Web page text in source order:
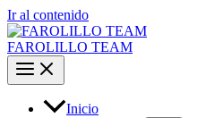
Ir al contenido
FAROLILLO TEAM
Inicio